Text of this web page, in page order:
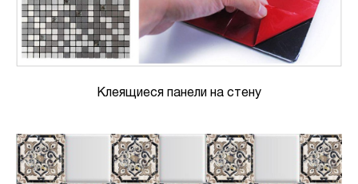
Клеящиеся панели на стену